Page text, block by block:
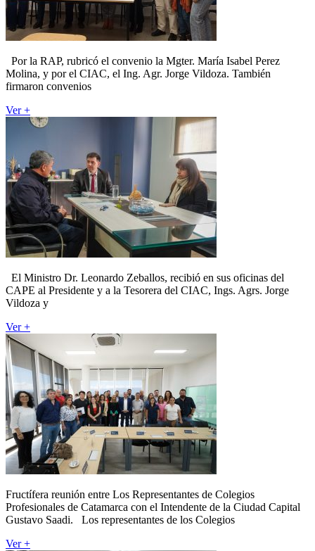
Por la RAP, rubricó el convenio la Mgter. María Isabel Perez
Molina, y por el CIAC, el Ing. Agr. Jorge Vildoza. También
firmaron convenios
Ver +
El Ministro Dr. Leonardo Zeballos, recibió en sus oficinas del
CAPE al Presidente y a la Tesorera del CIAC, Ings. Agrs. Jorge
Vildoza y
Ver +
Fructífera reunión entre Los Representantes de Colegios
Profesionales de Catamarca con el Intendente de la Ciudad Capital
Gustavo Saadi. Los representantes de los Colegios
Ver +